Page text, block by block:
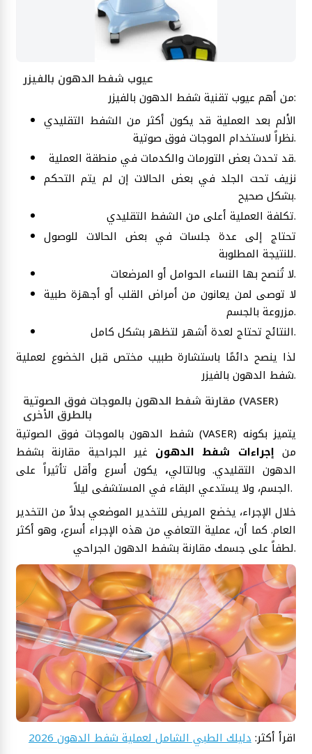
عيوب شفط الدهون بالفيزر
من أهم عيوب تقنية شفط الدهون بالفيزر:
الألم بعد العملية قد يكون أكثر من الشفط التقليدي
نظراً لاستخدام الموجات فوق صوتية.
قد تحدث بعض التورمات والكدمات في منطقة العملية.
نزيف تحت الجلد في بعض الحالات إن لم يتم التحكم
بشكل صحيح.
تكلفة العملية أعلى من الشفط التقليدي.
تحتاج إلى عدة جلسات في بعض الحالات للوصول
للنتيجة المطلوبة.
لا تُنصح بها النساء الحوامل أو المرضعات.
لا توصى لمن يعانون من أمراض القلب أو أجهزة طبية
مزروعة بالجسم.
النتائج تحتاج لعدة أشهر لتظهر بشكل كامل.
لذا ينصح دائمًا باستشارة طبيب مختص قبل الخضوع لعملية
شفط الدهون بالفيزر.
مقارنة شفط الدهون بالموجات فوق الصوتية (VASER)
بالطرق الأخرى
شفط الدهون بالموجات فوق الصوتية (VASER) يتميز بكونه
من إجراءات شفط الدهون غير الجراحية مقارنة بشفط
الدهون التقليدي. وبالتالي، يكون أسرع وأقل تأثيراً على
الجسم، ولا يستدعي البقاء في المستشفى ليلاً.
خلال الإجراء، يخضع المريض للتخدير الموضعي بدلاً من التخدير
العام. كما أن، عملية التعافي من هذه الإجراء أسرع، وهو أكثر
لطفاً على جسمك مقارنة بشفط الدهون الجراحي.
اقرأ أكثر:دليلك الطبي الشامل لعملية شفط الدهون 2026